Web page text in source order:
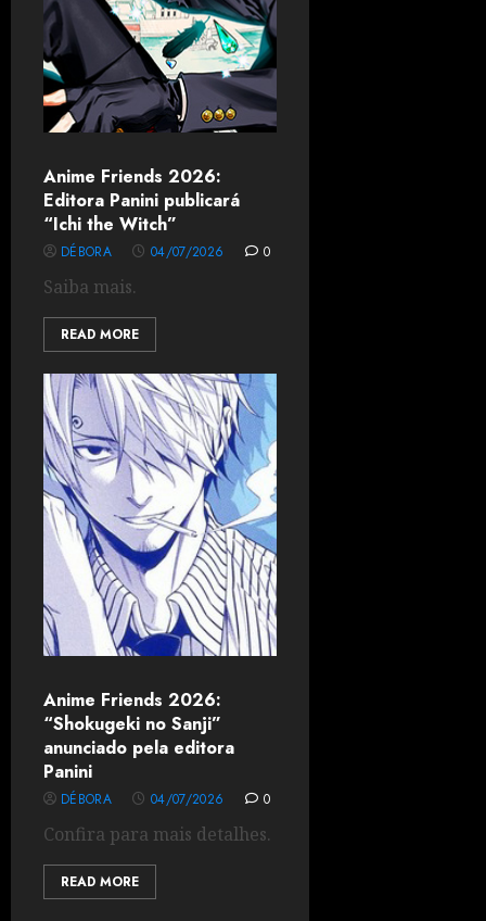
Anime Friends 2026:
Editora Panini publicará
“Ichi the Witch”
DÉBORA 04/07/2026 0
Saiba mais.
READ MORE
Anime Friends 2026:
“Shokugeki no Sanji”
anunciado pela editora
Panini
DÉBORA 04/07/2026 0
Confira para mais detalhes.
READ MORE